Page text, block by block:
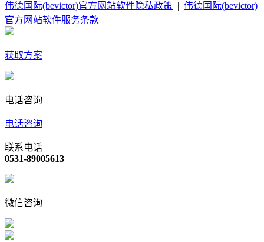
伟德国际(bevictor)官方网站软件隐私政策
伟德国际(bevictor)
官方网站软件服务条款
获取方案
电话咨询
电话咨询
联系电话
0531-89005613
微信咨询